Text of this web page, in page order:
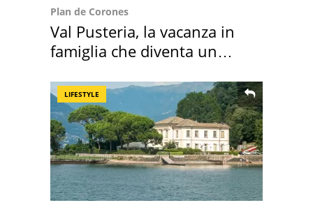
Plan de Corones
Val Pusteria, la vacanza in
famiglia che diventa un
LIFESTYLE